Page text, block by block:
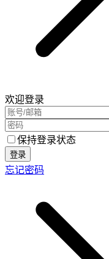
欢迎登录
保持登录状态
登录
忘记密码